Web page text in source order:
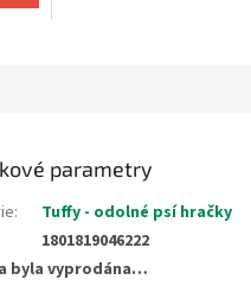
parametry
:
Tuffy - odolné psí hračky
1801819046222
byla vyprodána…